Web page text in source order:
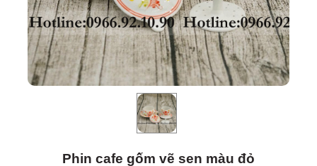
Phin cafe gốm vẽ sen màu đỏ